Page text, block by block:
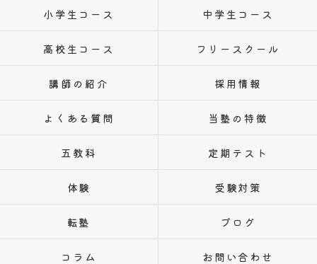
小学生コース 中学生コース
高校生コース フリースクール
講師の紹介 採用情報
よくある質問 当塾の特徴
五教科 定期テスト
体験 受験対策
転塾 ブログ
コラム お問い合わせ